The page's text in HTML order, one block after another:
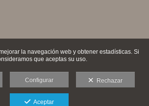
la navegación web y obtener estadísticas. Si
que aceptas su uso.
Configurar Rechazar
Aceptar